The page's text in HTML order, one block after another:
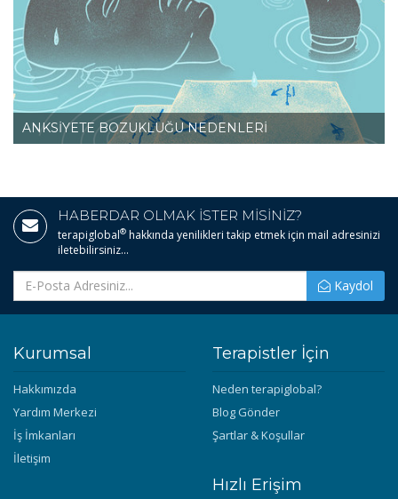
ANKSİYETE BOZUKLUĞU NEDENLERİ
HABERDAR OLMAK İSTER MİSİNİZ?
terapiglobal® hakkında yenilikleri takip etmek için mail adresinizi
iletebilirsiniz...
Kaydol
Kurumsal
Hakkımızda
Yardım Merkezi
İş İmkanları
İletişim
Terapistler İçin
Neden terapiglobal?
Blog Gönder
Şartlar & Koşullar
Hızlı Erişim